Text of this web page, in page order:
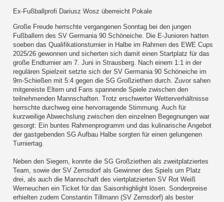
Ex-Fußballprofi Dariusz Wosz überreicht Pokale
Große Freude herrschte vergangenen Sonntag bei den jungen
Fußballern des SV Germania 90 Schöneiche. Die E-Junioren hatten
soeben das Qualifikationsturnier in Halbe im Rahmen des EWE Cups
2025/26 gewonnen und sicherten sich damit einen Startplatz für das
große Endturnier am 7. Juni in Strausberg. Nach einem 1:1 in der
regulären Spielzeit setzte sich der SV Germania 90 Schöneiche im
9m-Schießen mit 5:4 gegen die SG Großziethen durch. Zuvor sahen
mitgereiste Eltern und Fans spannende Spiele zwischen den
teilnehmenden Mannschaften. Trotz erschwerter Wetterverhältnisse
herrschte durchweg eine hervorragende Stimmung. Auch für
kurzweilige Abwechslung zwischen den einzelnen Begegnungen war
gesorgt: Ein buntes Rahmenprogramm und das kulinarische Angebot
der gastgebenden SG Aufbau Halbe sorgten für einen gelungenen
Turniertag.
Neben den Siegern, konnte die SG Großziethen als zweitplatziertes
Team, sowie der SV Zernsdorf als Gewinner des Spiels um Platz
drei, als auch die Mannschaft des viertplatzierten SV Rot Weiß
Werneuchen ein Ticket für das Saisonhighlight lösen. Sonderpreise
erhielten zudem Constantin Tillmann (SV Zernsdorf) als bester